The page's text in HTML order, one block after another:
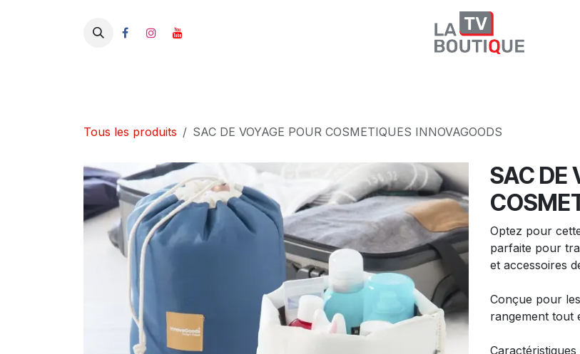
Tous les produits SAC DE VOYAGE POUR COSMETIQUES INNOVAGOODS
SAC DE
Optez pour
parfaite pour
et accessoires
Conçue pour
rangement tout
Caractéristiques